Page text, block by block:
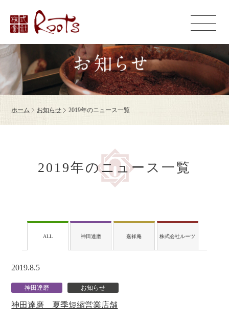
ホーム お知らせ 2019年のニュース一覧
2019年のニュース一覧
ALL 神田達磨 嘉祥庵 株式会社ルーツ
2019.8.5
神田達磨 お知らせ
神田達磨 夏季短縮営業店舗